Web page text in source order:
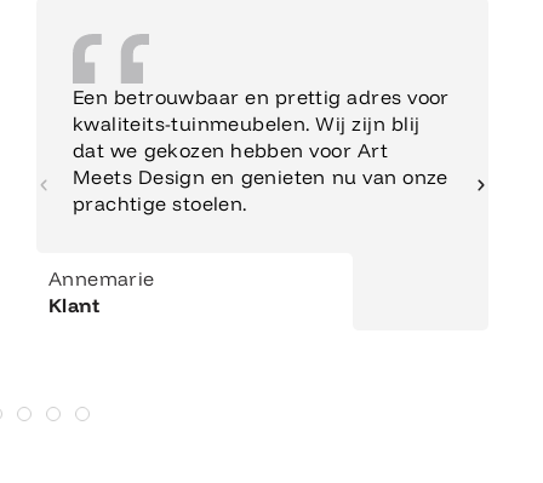
Een betrouwbaar en prettig adres voor
kwaliteits-tuinmeubelen. Wij zijn blij
dat we gekozen hebben voor Art
Meets Design en genieten nu van onze
prachtige stoelen.
Annemarie
Klant